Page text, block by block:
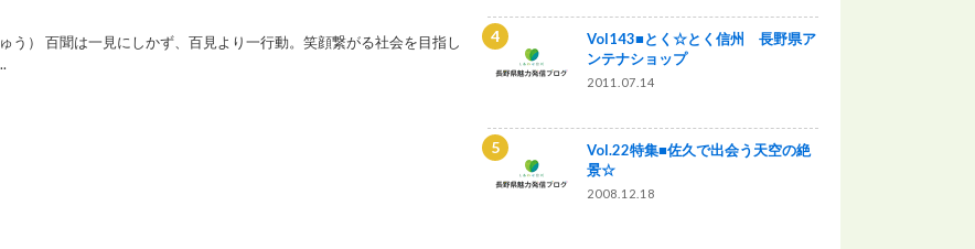
う） 百聞は一見にしかず、百見より一行動。笑顔繋がる社会を目指し
Vol143■とく☆とく信州 長野県ア
ンテナショップ
2011.07.14
Vol.22特集■佐久で出会う天空の絶
景☆
2008.12.18